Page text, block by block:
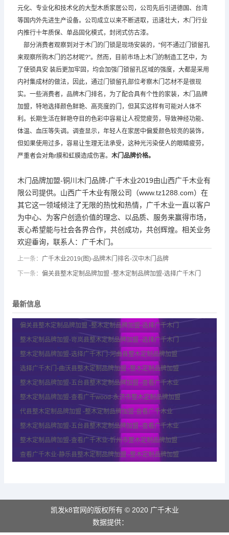
元化、专业化和技术化的大型木质家居公司，公司先后引进德国、台湾
等国内外先进生产设备。公司成立以来不断进取，迅速壮大，木门行业
内推行十年质保、单品固化模式，封闭式仿古漆。
部分消费者观察到对于木门的门锁是现场安装的，“何不通过门锁留孔
来观察所购木门的芯材呢?”。然而，目前市场上木门的制造工艺中，为
了使锁具安 装后更加牢固，均会加强门锁留孔区域的强度，大都是采用
内衬集成材的做法，因此，通过门锁留孔部位考察木门芯材不是很现
实。一些消费者，品牌木门排名，为了配合具有个性的家装，木门品牌
加盟，特地选择颜色鲜艳、高亮度的门，但其实这样有可能对人体不
利。长期生活在鲜艳夺目的色彩中容易让人视觉疲劳，导致神经功能、
体温、血压等失调。调查显示，年轻人在家居中偏爱颜色较亮的装饰，
但如果使用过多，容易让生理无法承受，这种光污染使人的眼睛疲劳，
严重者会对角r膜和虹膜造成伤害。 木门品牌价格。
木门品牌加盟-铜川木门品牌-广千木业2019由山西广千木业有
限公司提供。山西广千木业有限公司（www.tz1288.com）在
其它这一领域倾注了无限的热忱和热情，广千木业一直以客户
为中心、为客户创造价值的理念、以品质、服务来赢得市场，
衷心希望能与社会各界合作，共创成功，共创辉煌。相关业务
欢迎垂询，联系人： 广千木门。
上一条： 广千木业2019(图)-品牌木门排名-汉中木门品牌
下一条： 偏关县整木定制品牌加盟 -整木定制品牌加盟-选择广千木门
最新信息
偏关县整木定制品牌加盟 -整木定制品牌加盟-选择广千木门
整木定制品牌加盟-岢岚县整木定制品牌加盟 -选择广千木门
整木定制品牌加盟-选择广千木门-河曲县整木定制品牌加盟
选择广千木门-曲沃县整木定制品牌加盟 -整木定制品牌加盟
整木定制品牌加盟-五台县整木定制品牌加盟 -查看广千木业
整木定制品牌加盟-查看广千wood-永济市整木定制品牌加盟
代县整木定制品牌加盟 -整木定制品牌加盟-查看广千木业
整木定制品牌加盟-五台县整木定制品牌加盟 -查看广千木业
整木定制品牌加盟-查看广千木业-忻州市整木定制品牌加盟
查看广千木业-静乐县整木定制品牌加盟 -整木定制品牌加盟
凯发k8官网的版权所有 © 2020 广千木业
数据提供：